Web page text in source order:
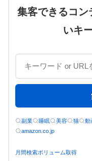
集客できるコン
いキ
副業 睡眠 美容 猫 動
amazon.co.jp
月間検索ボリューム取得